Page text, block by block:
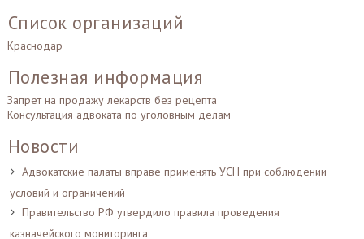
Список организаций
Краснодар
Полезная информация
Запрет на продажу лекарств без рецепта
Консультация адвоката по уголовным делам
Новости
Адвокатские палаты вправе применять УСН при соблюдении
условий и ограничений
Правительство РФ утвердило правила проведения
казначейского мониторинга